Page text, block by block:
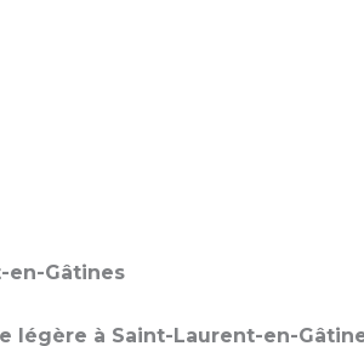
en-Gâtines
légère à Saint-Laurent-en-